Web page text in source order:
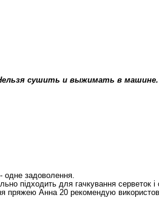
сушить и выжимать в
задоволення.
підходить для гачкування серветок і
Анна 20 рекомендую